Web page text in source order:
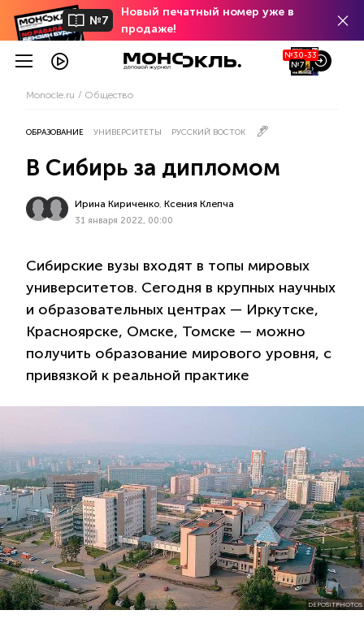
№7
Новый печатный номер уже в
продаже!
№30-33
№7
Monocle.ru Общество
ОБРАЗОВАНИЕ УНИВЕРСИТЕТЫ РУССКИЙ ВОСТОК
В Сибирь за дипломом
Ирина Кириченко Ксения Клепча
31 января 2022, 00:00
Сибирские вузы входят в топы мировых
университетов. Сегодня в крупных научных
и образовательных центрах — Иркутске,
Красноярске, Омске, Томске — можно
получить образование мирового уровня, с
привязкой к реальной практике
DEPOSITPHOTOS